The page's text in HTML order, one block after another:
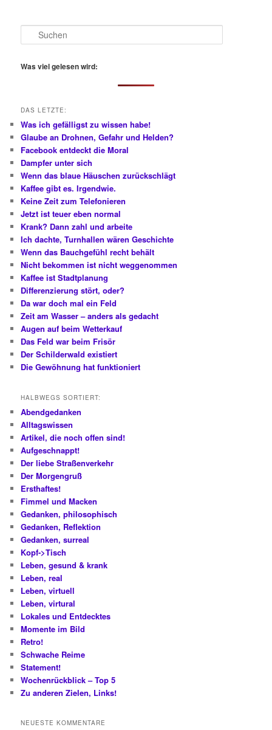
u
h
Was viel gelesen wird:
DAS LETZTE:
Was ich gefälligst zu wissen habe!
Glaube an Drohnen, Gefahr und Helden?
Facebook entdeckt die Moral
Dampfer unter sich
Wenn das blaue Häuschen zurückschlägt
Kaffee gibt es. Irgendwie.
Keine Zeit zum Telefonieren
Jetzt ist teuer eben normal
Krank? Dann zahl und arbeite
Ich dachte, Turnhallen wären Geschichte
Wenn das Bauchgefühl recht behält
Nicht bekommen ist nicht weggenommen
Kaffee ist Stadtplanung
Differenzierung stört, oder?
Da war doch mal ein Feld
Zeit am Wasser – anders als gedacht
Augen auf beim Wetterkauf
Das Feld war beim Frisör
Der Schilderwald existiert
Die Gewöhnung hat funktioniert
HALBWEGS SORTIERT:
Abendgedanken
Alltagswissen
Artikel, die noch offen sind!
Aufgeschnappt!
Der liebe Straßenverkehr
Der Morgengruß
Ersthaftes!
Fimmel und Macken
Gedanken, philosophisch
Gedanken, Reflektion
Gedanken, surreal
Kopf->Tisch
Leben, gesund & krank
Leben, real
Leben, virtuell
Leben, virtural
Lokales und Entdecktes
Momente im Bild
Retro!
Schwache Reime
Statement!
Wochenrückblick – Top 5
Zu anderen Zielen, Links!
NEUESTE KOMMENTARE